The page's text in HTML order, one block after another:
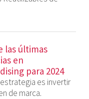
las últimas
en
para 2024
es invertir
de marca.